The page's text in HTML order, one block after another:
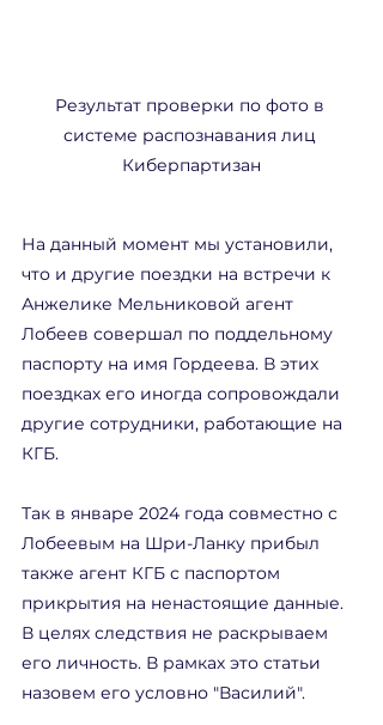
Результат проверки по фото в
системе распознавания лиц
Киберпартизан
На данный момент мы установили,
что и другие поездки на встречи к
Анжелике Мельниковой агент
Лобеев совершал по поддельному
паспорту на имя Гордеева. В этих
поездках его иногда сопровождали
другие сотрудники, работающие на
КГБ.
Так в январе 2024 года совместно с
Лобеевым на Шри-Ланку прибыл
также агент КГБ с паспортом
прикрытия на ненастоящие данные.
В целях следствия не раскрываем
его личность. В рамках это статьи
назовем его условно "Василий".